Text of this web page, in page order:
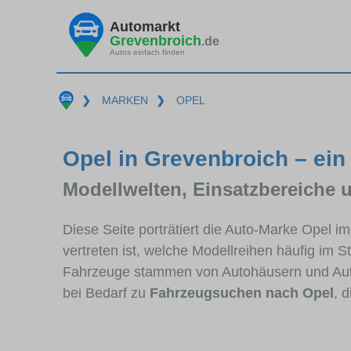
Automarkt
Grevenbroich.de
Autos einfach finden
❯ MARKEN ❯ OPEL
Opel in Grevenbroich –
Modellwelten, Einsatzbereiche
Diese Seite porträtiert die Auto-Marke Opel
vertreten ist, welche Modellreihen häufig im
Fahrzeuge stammen von Autohäusern und
bei Bedarf zu Fahrzeugsuchen nach Opel,